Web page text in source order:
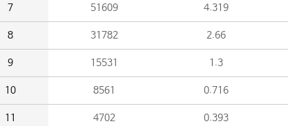
7 51609 4.319
8 31782 2.66
9 15531 1.3
10 8561 0.716
11 4702 0.393